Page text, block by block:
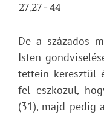
27,27-44
De a százados
Isten
tettein keresztül
fel eszközül,
(31), majd pedig